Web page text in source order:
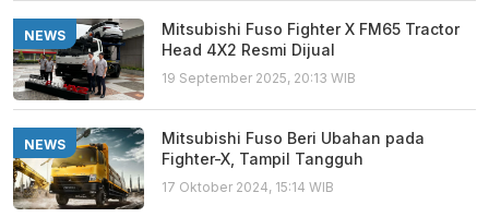
NEWS
Mitsubishi Fuso Fighter X FM65 Tractor
Head 4X2 Resmi Dijual
19 September 2025, 20:13 WIB
NEWS
Mitsubishi Fuso Beri Ubahan pada
Fighter-X, Tampil Tangguh
17 Oktober 2024, 15:14 WIB